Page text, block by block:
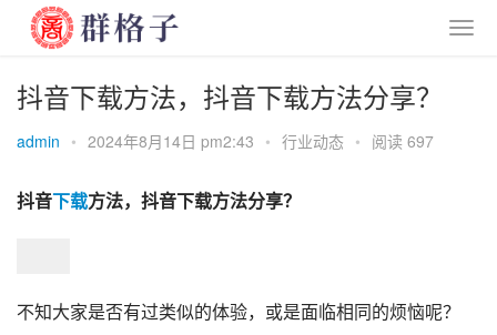
抖音下载方法，抖音下载方法分享？
admin • 2024年8月14日 pm2:43 • 行业动态 • 阅读 697
抖音下载方法，抖音下载方法分享？
不知大家是否有过类似的体验，或是面临相同的烦恼呢？